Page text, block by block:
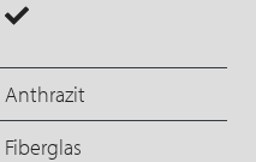
Anthrazit
Fiberglas